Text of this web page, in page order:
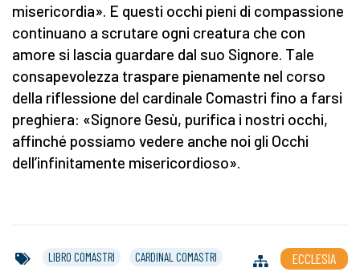
misericordia». E questi occhi pieni di compassione
continuano a scrutare ogni creatura che con
amore si lascia guardare dal suo Signore. Tale
consapevolezza traspare pienamente nel corso
della riflessione del cardinale Comastri fino a farsi
preghiera: «Signore Gesù, purifica i nostri occhi,
affinché possiamo vedere anche noi gli Occhi
dell’infinitamente misericordioso».
LIBRO COMASTRI CARDINAL COMASTRI ECCLESIA